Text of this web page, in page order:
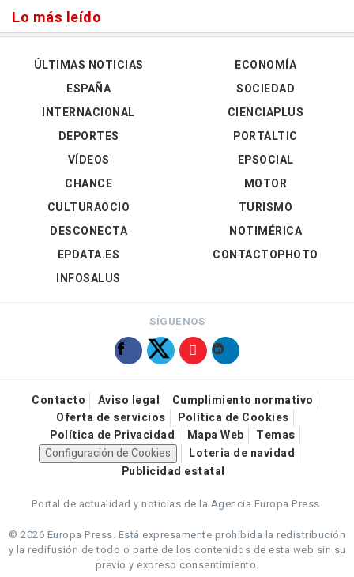
Lo más leído
ÚLTIMAS NOTICIAS
ESPAÑA
INTERNACIONAL
DEPORTES
VÍDEOS
ECONOMÍA
SOCIEDAD
CIENCIAPLUS
PORTALTIC
EPSOCIAL
CHANCE
CULTURAOCIO
DESCONECTA
EPDATA.ES
INFOSALUS
MOTOR
TURISMO
NOTIMÉRICA
CONTACTOPHOTO
SÍGUENOS
Contacto Aviso legal
Cumplimiento normativo
Oferta de servicios
Política de Cookies
Política de Privacidad
Mapa Web
Temas
Configuración de Cookies
Loteria de navidad
Publicidad estatal
Portal de actualidad y noticias de la Agencia Europa Press.
© 2026 Europa Press. Está expresamente prohibida la redistribución
y la redifusión de todo o parte de los contenidos de esta web sin su
previo y expreso consentimiento.